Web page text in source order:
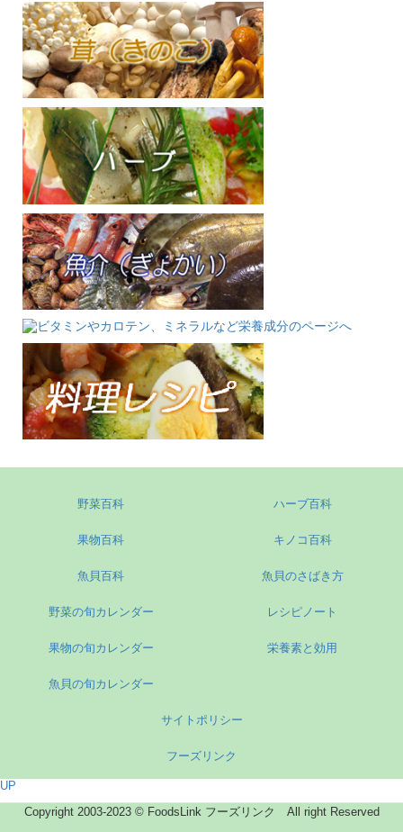
野菜百科
果物百科
魚貝百科
ハーブ百科
キノコ百科
魚貝のさばき方
野菜の旬カレンダー
果物の旬カレンダー
魚貝の旬カレンダー
レシピノート
栄養素と効用
サイトポリシー
フーズリンク
UP
Copyright 2003-2023 © FoodsLink フーズリンク All right Reserved